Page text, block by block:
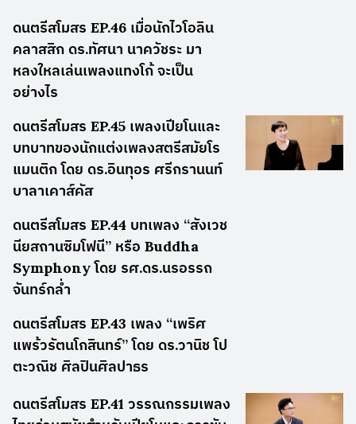
ดนตรีสโมสร EP.46 เมื่อนักไวโอลิน
คลาสสิก ดร.ทัศนา นาควัชระ มา
หลงใหลเล่นเพลงแทงโก้ จะเป็น
อย่างไร
ดนตรีสโมสร EP.45 เพลงเปียโนและ
บทบาทของนักแต่งเพลงสตรีสมัยโร
แมนติก โดย ดร.อินทุอร ศรีกรานนท์
บาลาเคาส์คัส
ดนตรีสโมสร EP.44 บทเพลง “สังเวช
นียสถานซิมโฟนี” หรือ Buddha
Symphony โดย รศ.ดร.นรอรรถ
จันทร์กล่ำ
ดนตรีสโมสร EP.43 เพลง “เพริศ
แพร้วรัตนโกสินทร์” โดย ดร.วานิช โป
ตะวณิช ศิลปินศิลปาธร
ดนตรีสโมสร EP.41 วรรณกรรมเพลง